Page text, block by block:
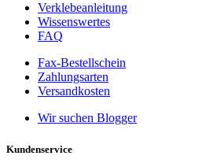
Verklebeanleitung
Wissenswertes
FAQ
Fax-Bestellschein
Zahlungsarten
Versandkosten
Wir suchen Blogger
Kundenservice